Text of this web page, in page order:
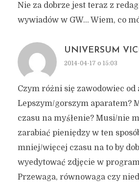
Nie za dobrze jest teraz z
wywiadów w GW… Wiem, co
UNIVERSUM
2014-04-17 o 15:03
Czym różni się zawodowiec od
Lepszym/gorszym aparatem?
czasu na myśłenie? Musi/nie
zarabiać pieniędzy w ten
mniej/więcej czasu na to by
wyedytować zdjęcie w
Przewaga, równowaga czy